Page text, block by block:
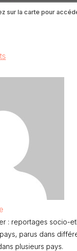
sur la carte pour
: reportages socio-
parus dans
plusieurs pays.